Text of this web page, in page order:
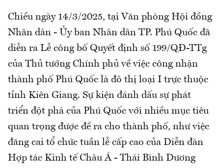
Chiều ngày 14/3/2025, tại Văn phòng Hội đồng
Nhân dân - Ủy ban Nhân dân TP. Phú Quốc đã
diễn ra Lễ công bố Quyết định số 199/QĐ-TTg
của Thủ tướng Chính phủ về việc công nhận
thành phố Phú Quốc là đô thị loại I trực thuộc
tỉnh Kiên Giang. Sự kiện đánh dấu sự phát
triển đột phá của Phú Quốc với nhiều mục tiêu
quan trọng được đề ra cho thành phố, như việc
đăng cai tổ chức tuần lễ cấp cao của Diễn đàn
Hợp tác Kinh tế Châu Á - Thái Bình Dương